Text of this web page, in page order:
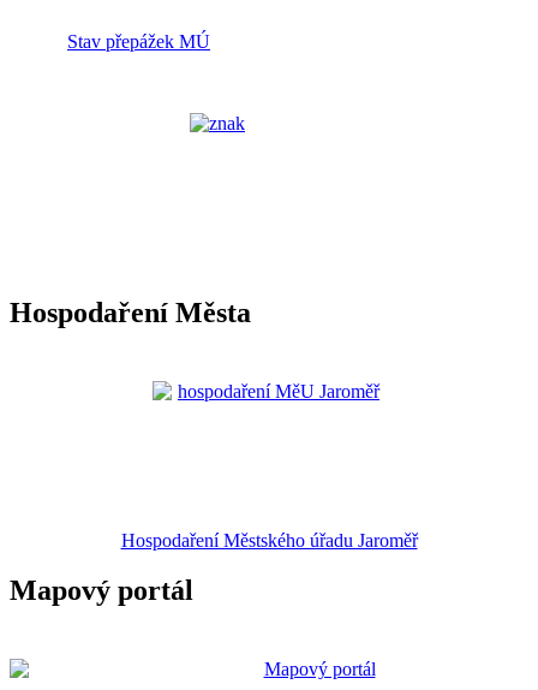
Stav přepážek MÚ
Hospodaření Města
Hospodaření Městského úřadu Jaroměř
Mapový portál